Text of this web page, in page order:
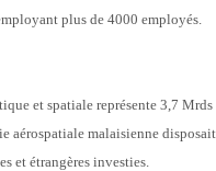
plus de 4000 employés.
et spatiale représente 3,7
aérospatiale malaisienne
et étrangères investies.